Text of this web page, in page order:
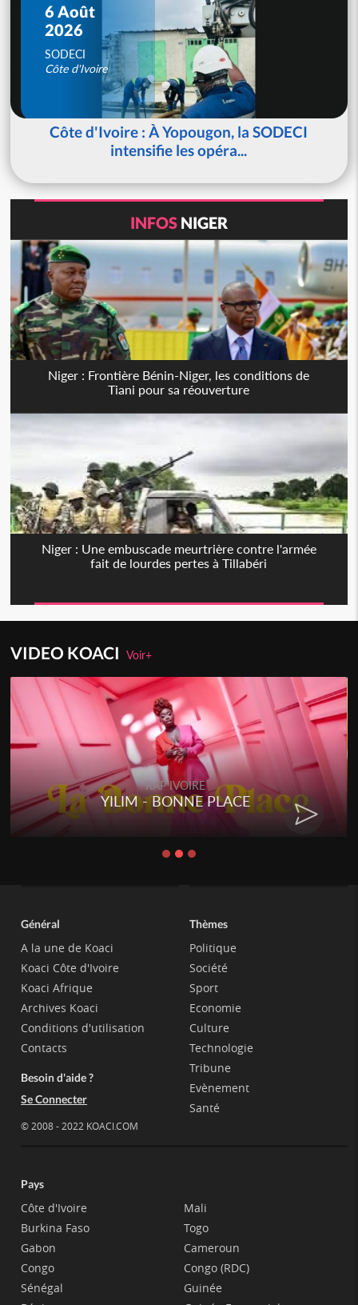
6 Août
2026
SODECI
Côte d'Ivoire
Côte d'Ivoire : À Yopougon, la SODECI
intensifie les opéra...
INFOS NIGER
Niger : Frontière Bénin-Niger, les conditions de
Tiani pour sa réouverture
Niger : Une embuscade meurtrière contre l'armée
fait de lourdes pertes à Tillabéri
VIDEO KOACIVoir+
RAP IVOIRE
YILIM - BONNE PLACE
Général
A la une de Koaci
Koaci Côte d'Ivoire
Koaci Afrique
Archives Koaci
Conditions d'utilisation
Contacts
Besoin d'aide ?
Se Connecter
© 2008 - 2022 KOACI.COM
Thèmes
Politique
Société
Sport
Economie
Culture
Technologie
Tribune
Evènement
Santé
Pays
Côte d'Ivoire
Burkina Faso
Gabon
Congo
Sénégal
Mali
Togo
Cameroun
Congo (RDC)
Guinée